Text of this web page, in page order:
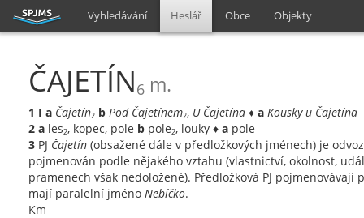
Vyhledávání Heslář Obce Objekty
ČAJETÍN6 m.
1 I a Čajetín2 b Pod Čajetínem2, U Čajetína ♦ a Kousky u Čajetína
2 a les2, kopec, pole b pole2, louky ♦ a pole
3 PJ Čajetín (obsažené dále v předložkových jménech) je
pojmenován podle nějakého vztahu (vlastnictví, okolnost,
pramenech však nedoložené). Předložková PJ
mají paralelní jméno Nebíčko.
Km